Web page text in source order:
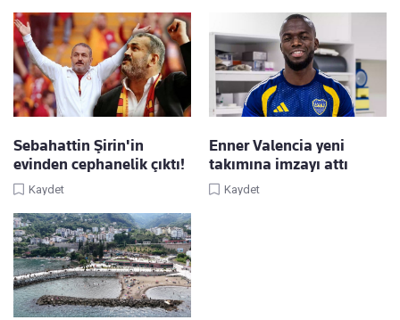
Sebahattin Şirin'in
evinden cephanelik çıktı!
Kaydet
Enner Valencia yeni
takımına imzayı attı
Kaydet